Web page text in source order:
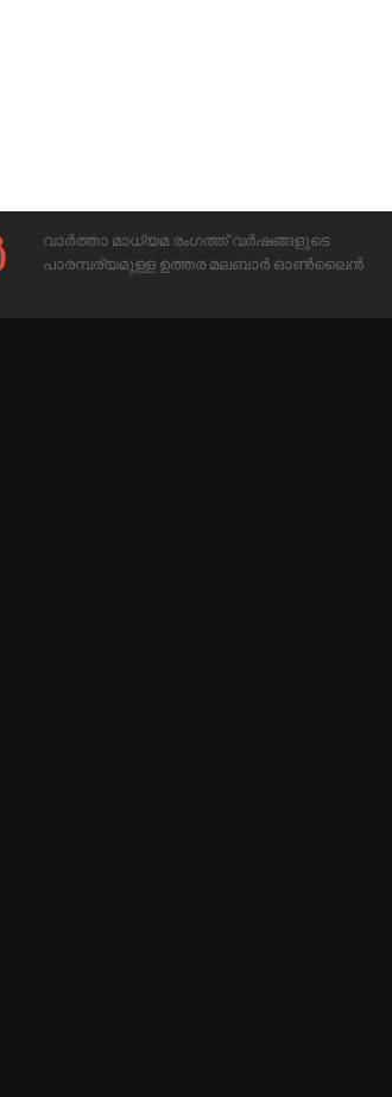
വാർത്താ മാധ്യമ രംഗത്ത് വർഷങ്ങളുടെ
പാരമ്പര്യമുള്ള ഉത്തര മലബാർ ഓൺലൈൻ